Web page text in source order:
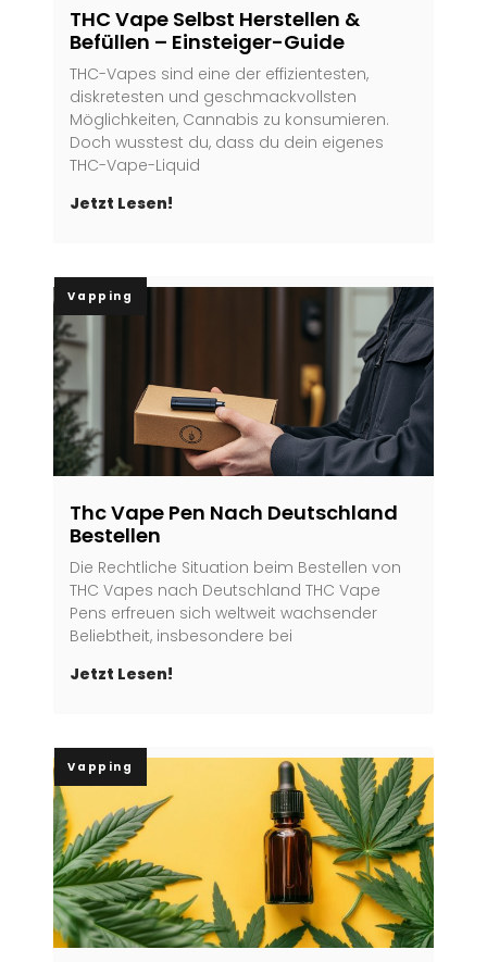
THC Vape Selbst Herstellen &
Befüllen – Einsteiger-Guide
THC-Vapes sind eine der effizientesten,
diskretesten und geschmackvollsten
Möglichkeiten, Cannabis zu konsumieren.
Doch wusstest du, dass du dein eigenes
THC-Vape-Liquid
Jetzt Lesen!
Vapping
Thc Vape Pen Nach Deutschland
Bestellen
Die Rechtliche Situation beim Bestellen von
THC Vapes nach Deutschland THC Vape
Pens erfreuen sich weltweit wachsender
Beliebtheit, insbesondere bei
Jetzt Lesen!
Vapping